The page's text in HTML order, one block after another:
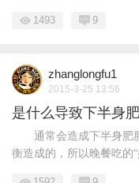
1493 9
zhanglongfu1
2015-3-25 13:56
是什么导致下半身
通常会造成下半身肥胖
衡造成的，所以晚餐吃的“